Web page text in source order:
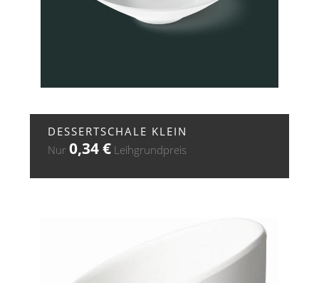
DESSERTSCHALE KLEIN
Nur0,34€ Leihgrundpreis